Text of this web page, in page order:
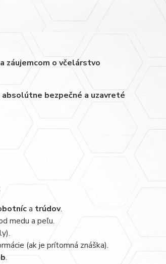
záujemcom o včelárstvo
absolútne bezpečné a uzavreté
a trúdov.
medu a peľu.
(ak je prítomná znáška).
.